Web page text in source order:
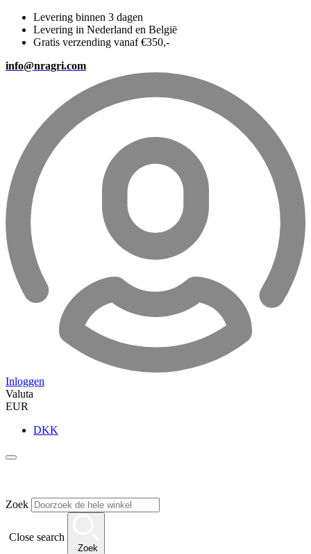
Levering binnen 3 dagen
Levering in Nederland en België
Gratis verzending vanaf €350,-
info@nragri.com
Inloggen
Valuta
EUR
DKK
Zoek
Close search
Zoek